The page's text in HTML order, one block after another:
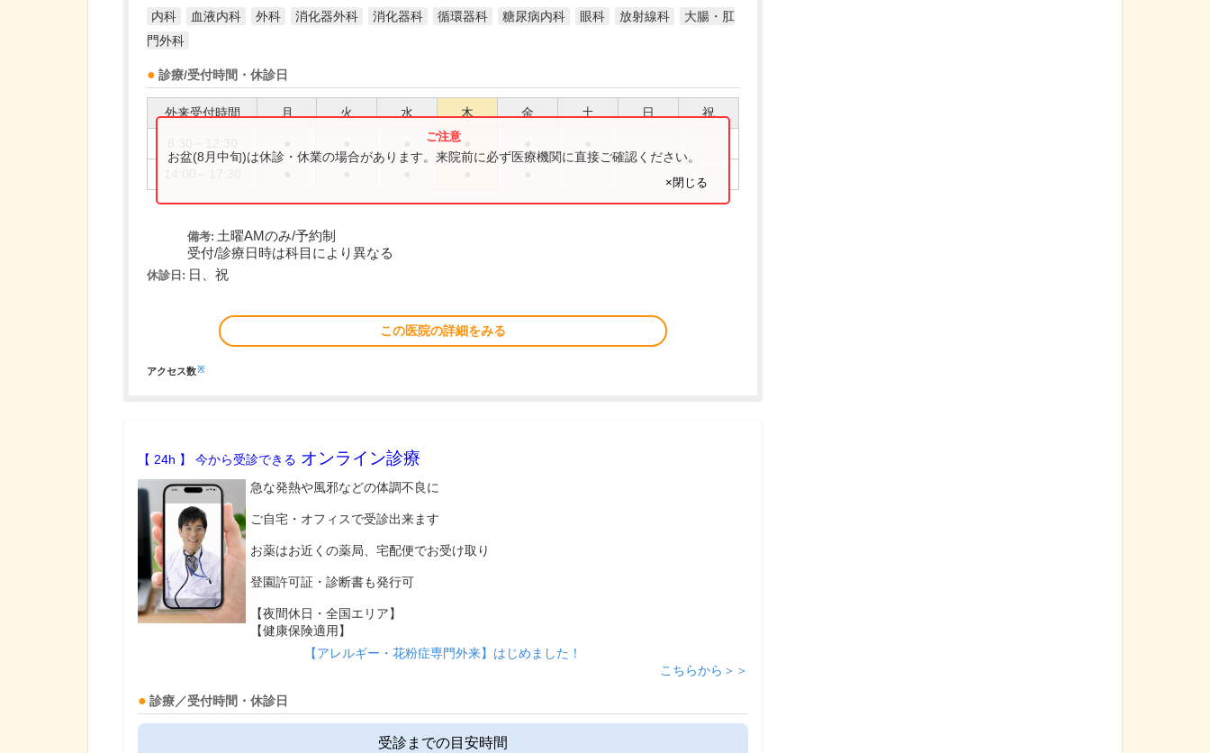
内科 血液内科 外科 消化器外科 消化器科 循環器科 糖尿病内科 眼科 放射線科
大腸・肛
門外科
診療/受付時間・休診日
外来受付時間 月 火 水 木 金 土 日 祝
お盆(8月中旬)は休診・休業の場合があります。来院前に必ず医療機関に直接ご確認ください。
×閉じる
備考: 土曜AMのみ/予約制
受付/診療日時は科目により異なる
休診日: 日、祝
この医院の詳細をみる
アクセス数※
【 24h 】 今から受診できる オンライン診療
急な発熱や風邪などの体調不良に
ご自宅・オフィスで受診出来ます
お薬はお近くの薬局、宅配便でお受け取り
登園許可証・診断書も発行可
【夜間休日・全国エリア】
【健康保険適用】
【アレルギー・花粉症専門外来】はじめました！
こちらから＞＞
診療／受付時間・休診日
受診までの目安時間